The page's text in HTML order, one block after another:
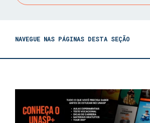
NAVEGUE NAS PÁGINAS DESTA SEÇÃO